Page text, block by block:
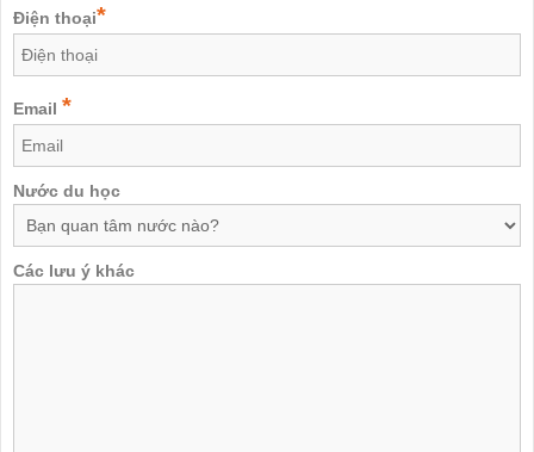
Điện thoại*
Email *
Nước du học
Các lưu ý khác